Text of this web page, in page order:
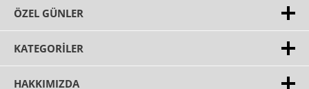
ÖZEL GÜNLER
KATEGORILER
HAKKIMIZDA